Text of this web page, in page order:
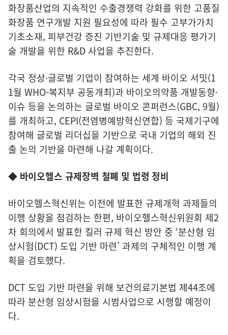
화장품산업의 지속적인 수출경쟁력 강화를 위한 고품질
화장품 연구개발 지원 필요성에 따라 필수 고부가가치
기초소재, 피부건강 증진 기반기술 및 규제대응 평가기
술 개발을 위한 R&D 사업을 추진한다.
각국 정상·글로벌 기업이 참여하는 세계 바이오 서밋(1
1월 WHO-복지부 공동개최)과 바이오의약품 개발동향·
이슈 등을 논의하는 글로벌 바이오 콘퍼런스(GBC, 9월)
를 개최하고, CEPI(전염병예방혁신연합) 등 국제기구에
참여해 글로벌 리더십을 기반으로 국내 기업의 해외 진
출 논의 기반을 마련해 나갈 계획이다.
◆ 바이오헬스 규제장벽 철폐 및 법령 정비
바이오헬스혁신위는 이전에 발표한 규제개혁 과제들의
이행 상황을 점검하는 한편, 바이오헬스혁신위원회 제2
차 회의에서 발표한 킬러 규제 혁신 방안 중 ‘분산형 임
상시험(DCT) 도입 기반 마련’ 과제의 구체적인 이행 계
획을 검토했다.
DCT 도입 기반 마련을 위해 보건의료기본법 제44조에
따라 분산형 임상시험을 시범사업으로 시행할 예정이
다.